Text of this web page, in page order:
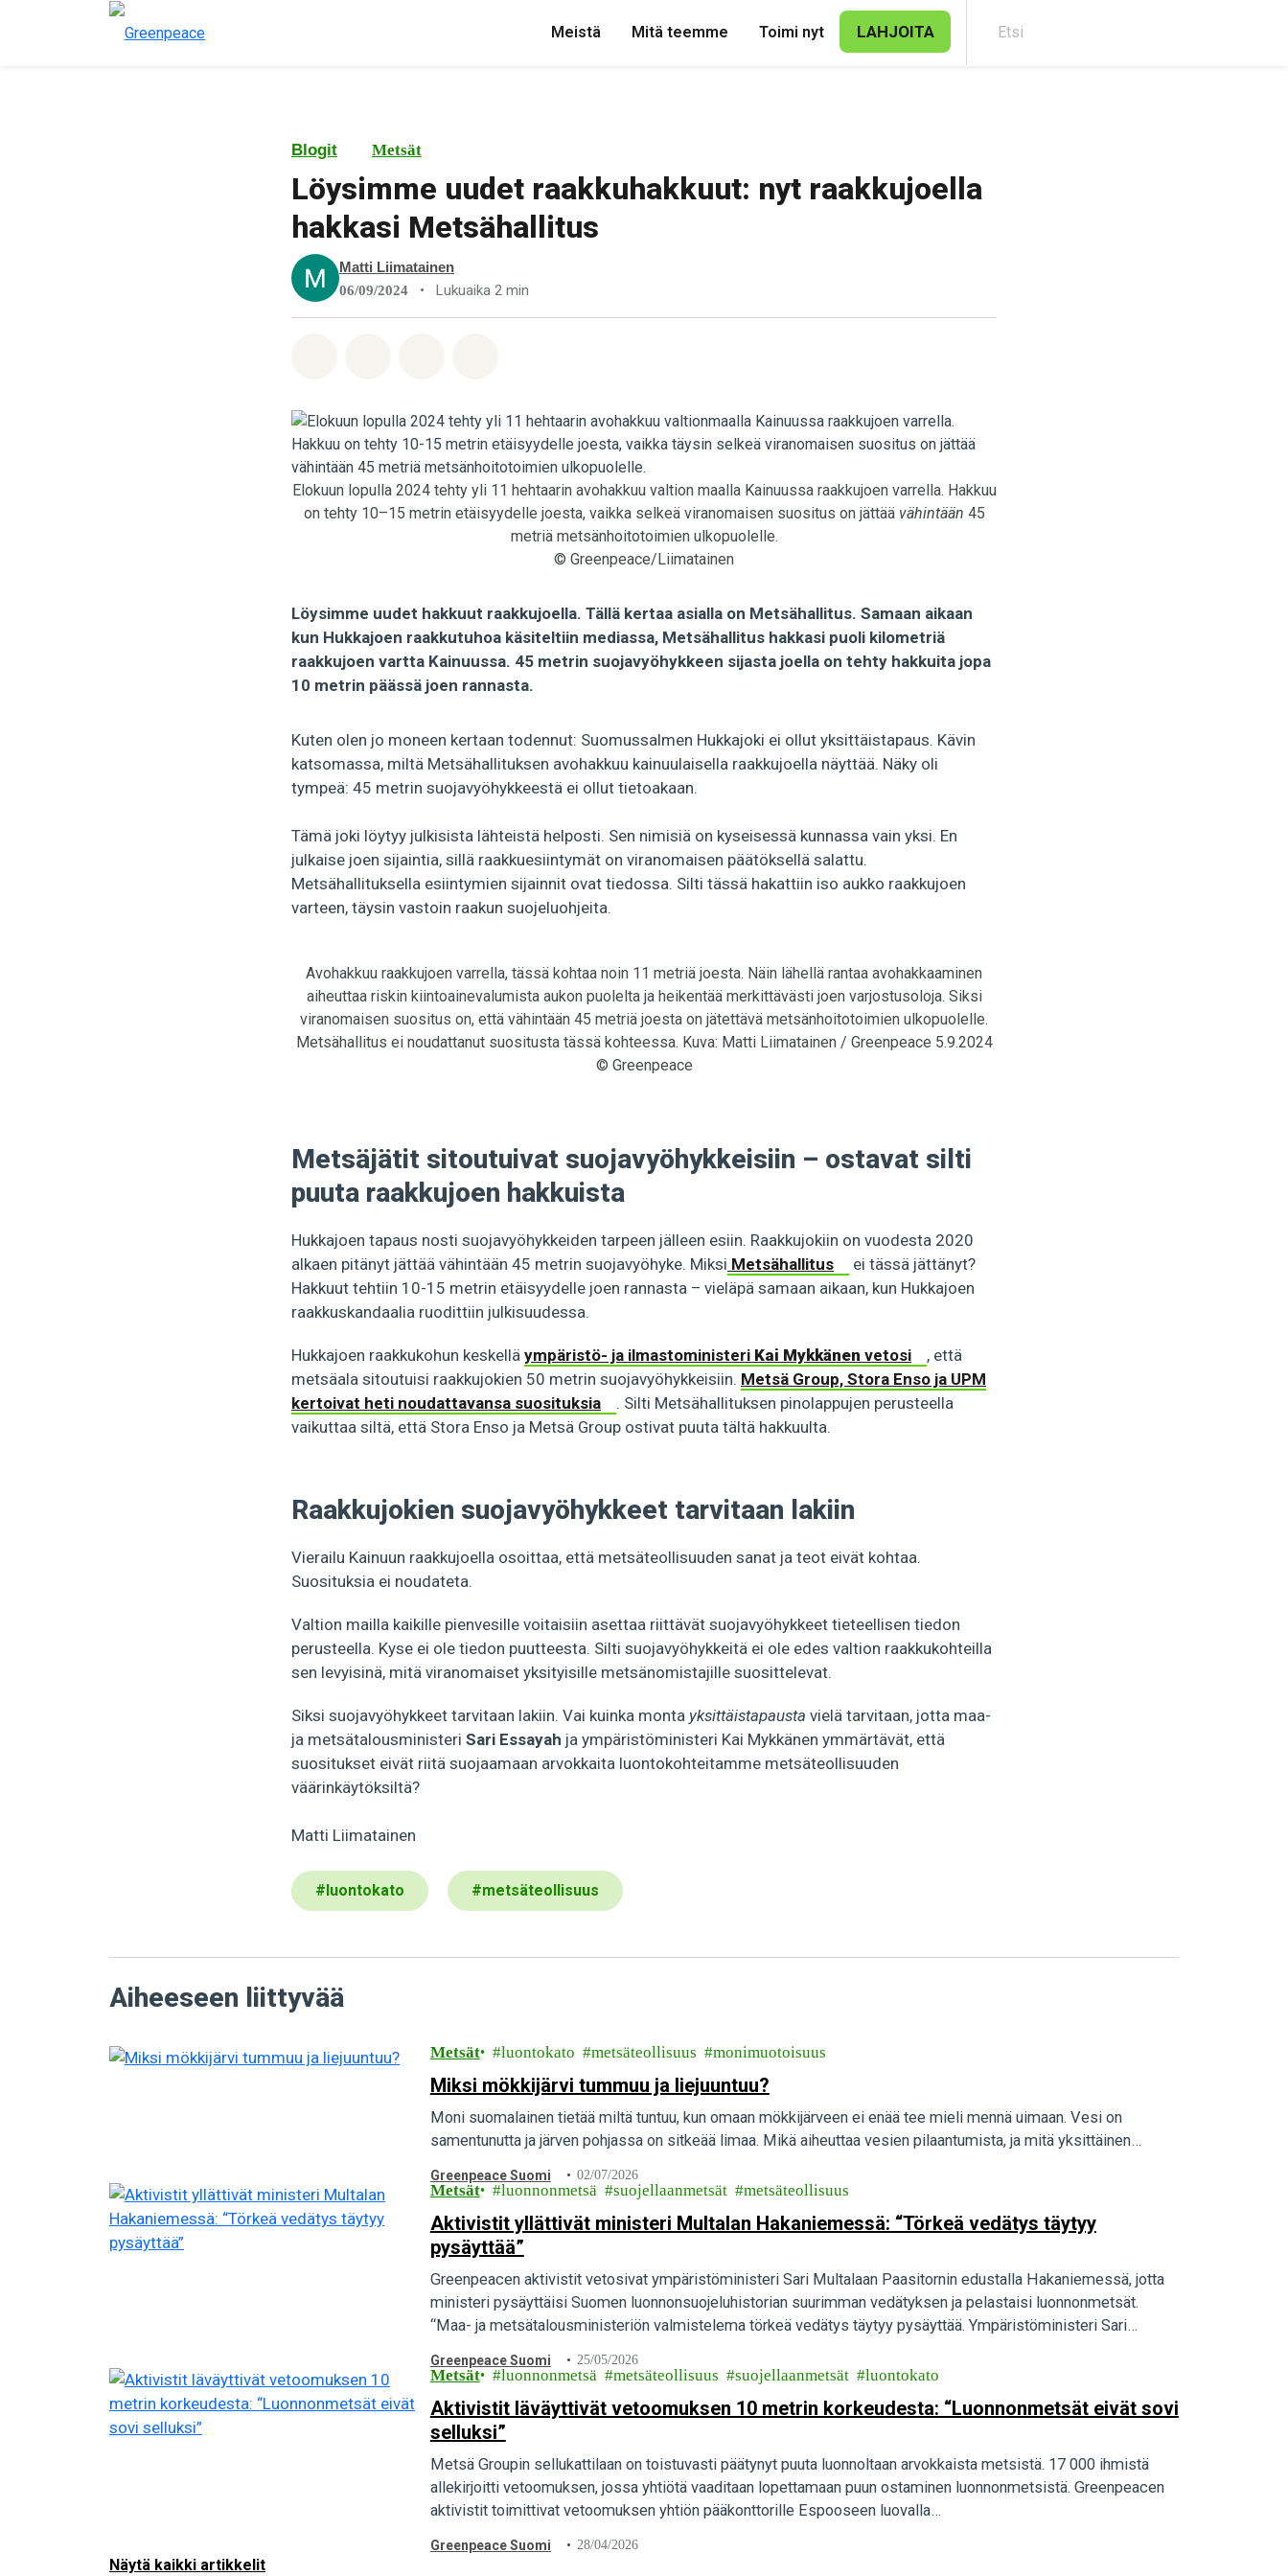
Meistä Mitä teemme Toimi nyt LAHJOITA
Blogit Metsät
Löysimme uudet raakkuhakkuut: nyt raakkujoella
hakkasi Metsähallitus
Matti Liimatainen
06/09/2024 • Lukuaika 2 min
Elokuun lopulla 2024 tehty yli 11 hehtaarin avohakkuu valtion maalla Kainuussa raakkujoen varrella. Hakkuu
on tehty 10–15 metrin etäisyydelle joesta, vaikka selkeä viranomaisen suositus on jättää vähintään 45
metriä metsänhoitotoimien ulkopuolelle.
© Greenpeace/Liimatainen
Löysimme uudet hakkuut raakkujoella. Tällä kertaa asialla on Metsähallitus. Samaan aikaan
kun Hukkajoen raakkutuhoa käsiteltiin mediassa, Metsähallitus hakkasi puoli kilometriä
raakkujoen vartta Kainuussa. 45 metrin suojavyöhykkeen sijasta joella on tehty hakkuita jopa
10 metrin päässä joen rannasta.
Kuten olen jo moneen kertaan todennut: Suomussalmen Hukkajoki ei ollut yksittäistapaus. Kävin
katsomassa, miltä Metsähallituksen avohakkuu kainuulaisella raakkujoella näyttää. Näky oli
tympeä: 45 metrin suojavyöhykkeestä ei ollut tietoakaan.
Tämä joki löytyy julkisista lähteistä helposti. Sen nimisiä on kyseisessä kunnassa vain yksi. En
julkaise joen sijaintia, sillä raakkuesiintymät on viranomaisen päätöksellä salattu.
Metsähallituksella esiintymien sijainnit ovat tiedossa. Silti tässä hakattiin iso aukko raakkujoen
varteen, täysin vastoin raakun suojeluohjeita.
Avohakkuu raakkujoen varrella, tässä kohtaa noin 11 metriä joesta. Näin lähellä rantaa avohakkaaminen
aiheuttaa riskin kiintoainevalumista aukon puolelta ja heikentää merkittävästi joen varjostusoloja. Siksi
viranomaisen suositus on, että vähintään 45 metriä joesta on jätettävä metsänhoitotoimien ulkopuolelle.
Metsähallitus ei noudattanut suositusta tässä kohteessa. Kuva: Matti Liimatainen / Greenpeace 5.9.2024
© Greenpeace
Metsäjätit sitoutuivat suojavyöhykkeisiin – ostavat silti
puuta raakkujoen hakkuista
Hukkajoen tapaus nosti suojavyöhykkeiden tarpeen jälleen esiin. Raakkujokiin on vuodesta 2020
alkaen pitänyt jättää vähintään 45 metrin suojavyöhyke. Miksi Metsähallitus
ei tässä jättänyt?
Hakkuut tehtiin 10-15 metrin etäisyydelle joen rannasta – vieläpä samaan aikaan, kun Hukkajoen
raakkuskandaalia ruodittiin julkisuudessa.
Hukkajoen raakkukohun keskellä ympäristö- ja ilmastoministeri Kai Mykkänen vetosi
, että
metsäala sitoutuisi raakkujokien 50 metrin suojavyöhykkeisiin. Metsä Group, Stora Enso ja UPM
kertoivat heti noudattavansa suosituksia
. Silti Metsähallituksen pinolappujen perusteella
vaikuttaa siltä, että Stora Enso ja Metsä Group ostivat puuta tältä hakkuulta.
Raakkujokien suojavyöhykkeet tarvitaan lakiin
Vierailu Kainuun raakkujoella osoittaa, että metsäteollisuuden sanat ja teot eivät kohtaa.
Suosituksia ei noudateta.
Valtion mailla kaikille pienvesille voitaisiin asettaa riittävät suojavyöhykkeet tieteellisen tiedon
perusteella. Kyse ei ole tiedon puutteesta. Silti suojavyöhykkeitä ei ole edes valtion raakkukohteilla
sen levyisinä, mitä viranomaiset yksityisille metsänomistajille suosittelevat.
Siksi suojavyöhykkeet tarvitaan lakiin. Vai kuinka monta yksittäistapausta vielä tarvitaan, jotta maa-
ja metsätalousministeri Sari Essayah ja ympäristöministeri Kai Mykkänen ymmärtävät, että
suositukset eivät riitä suojaamaan arvokkaita luontokohteitamme metsäteollisuuden
väärinkäytöksiltä?
Matti Liimatainen
#luontokato #metsäteollisuus
Aiheeseen liittyvää
Metsät luontokato metsäteollisuus monimuotoisuus
Miksi mökkijärvi tummuu ja liejuuntuu?
Moni suomalainen tietää miltä tuntuu, kun omaan mökkijärveen ei enää tee mieli mennä uimaan. Vesi on
samentunutta ja järven pohjassa on sitkeää limaa. Mikä aiheuttaa vesien pilaantumista, ja mitä yksittäinen…
Greenpeace Suomi 02/07/2026
Metsät luonnonmetsä suojellaanmetsät metsäteollisuus
Aktivistit yllättivät ministeri Multalan Hakaniemessä: “Törkeä vedätys täytyy
pysäyttää”
Greenpeacen aktivistit vetosivat ympäristöministeri Sari Multalaan Paasitornin edustalla Hakaniemessä, jotta
ministeri pysäyttäisi Suomen luonnonsuojeluhistorian suurimman vedätyksen ja pelastaisi luonnonmetsät.
“Maa- ja metsätalousministeriön valmistelema törkeä vedätys täytyy pysäyttää. Ympäristöministeri Sari
Greenpeace Suomi 25/05/2026
Metsät luonnonmetsä metsäteollisuus suojellaanmetsät luontokato
Aktivistit läväyttivät vetoomuksen 10 metrin korkeudesta: “Luonnonmetsät eivät sovi
selluksi”
Metsä Groupin sellukattilaan on toistuvasti päätynyt puuta luonnoltaan arvokkaista metsistä. 17 000 ihmistä
allekirjoitti vetoomuksen, jossa yhtiötä vaaditaan lopettamaan puun ostaminen luonnonmetsistä. Greenpeacen
aktivistit toimittivat vetoomuksen yhtiön pääkonttorille Espooseen luovalla…
Greenpeace Suomi 28/04/2026
Näytä kaikki artikkelit